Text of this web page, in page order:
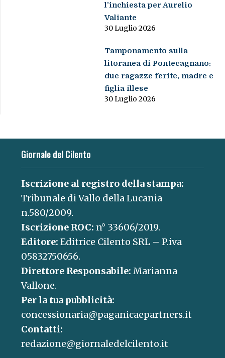
l’inchiesta per Aurelio
Valiante
30 Luglio 2026
Tamponamento sulla
litoranea di Pontecagnano:
due ragazze ferite, madre e
figlia illese
30 Luglio 2026
Giornale del Cilento
Iscrizione al registro della stampa:
Tribunale di Vallo della Lucania
n.580/2009.
Iscrizione ROC: n° 33606/2019.
Editore: Editrice Cilento SRL – P.iva
05832750656.
Direttore Responsabile: Marianna
Vallone.
Per la tua pubblicità:
concessionaria@paganicaepartners.it
Contatti:
redazione@giornaledelcilento.it